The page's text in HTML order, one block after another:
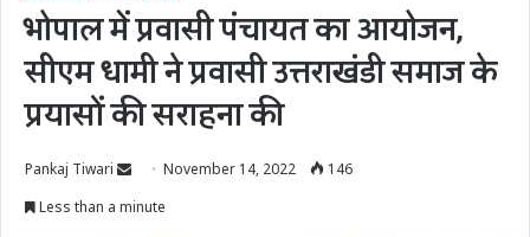
भोपाल में प्रवासी पंचायत का आयोजन,
सीएम धामी ने प्रवासी उत्तराखंडी समाज के
प्रयासों की सराहना की
Pankaj Tiwari
Send
an
November 14, 2022
146
Less than a minute